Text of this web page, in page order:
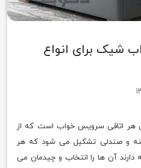
شیک برای انواع
هر اتاقی سرویس خواب است که از
و صندلی تشکیل می شود که هر
آن ها را انتخاب و چیدمان می